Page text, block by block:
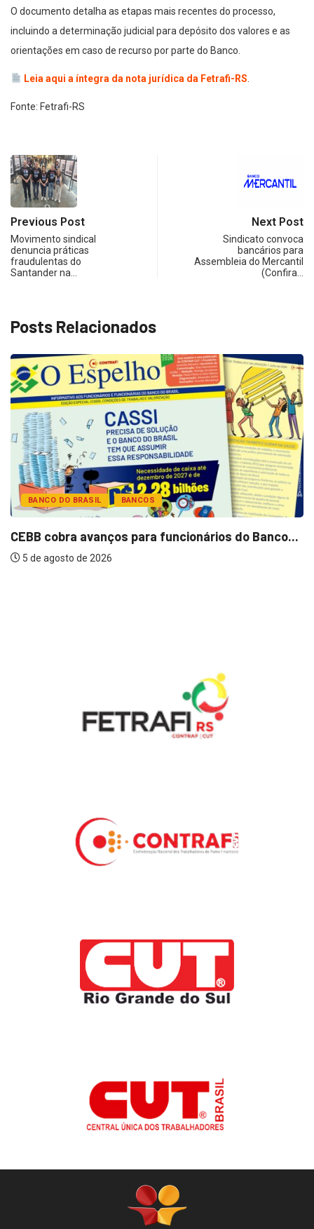
O documento detalha as etapas mais recentes do processo,
incluindo a determinação judicial para depósito dos valores e as
orientações em caso de recurso por parte do Banco.
Leia aqui a íntegra da nota jurídica da Fetrafi-RS
Fonte: Fetrafi-RS
Previous Post
Movimento sindical
denuncia práticas
fraudulentas do
Santander na…
Next Post
Sindicato convoca
bancários para
Assembleia do Mercantil
(Confira…
Posts Relacionados
BANCO DO BRASIL BANCOS
CEBB cobra avanços para funcionários do Banco...
5 de agosto de 2026